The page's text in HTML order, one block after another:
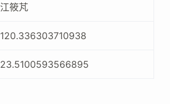
江筱芃
120.336303710938
23.5100593566895